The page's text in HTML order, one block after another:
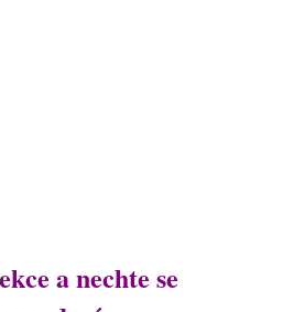
a nechte se